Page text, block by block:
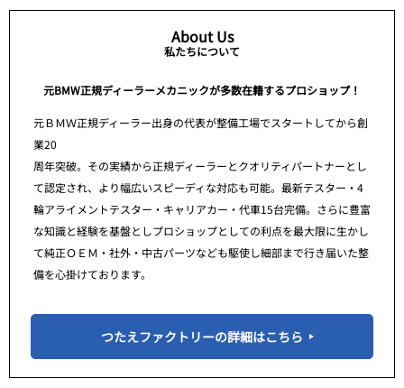
About Us
私たちについて
元BMW正規ディーラーメカニックが多数在籍するプロショップ！
元ＢＭＷ正規ディーラー出身の代表が整備工場でスタートしてから創
業20
周年突破。その実績から正規ディーラーとクオリティパートナーとし
て認定され、より幅広いスピーディな対応も可能。最新テスター・4
輪アライメントテスター・キャリアカー・代車15台完備。さらに豊富
な知識と経験を基盤としプロショップとしての利点を最大限に生かし
て純正ＯＥＭ・社外・中古パーツなども駆使し細部まで行き届いた整
備を心掛けております。
つたえファクトリーの詳細はこちら